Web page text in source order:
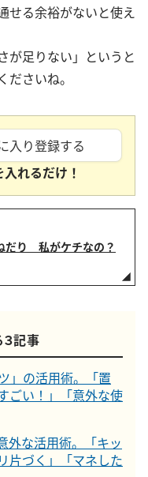
せる余裕がないと使え
が足りない」というと
さいね。
入り登録する
入れるだけ！
だり 私がケチなの？
記事
」の活用術。「置
ごい！」「意外な使
外な活用術。「キッ
片づく」「マネした